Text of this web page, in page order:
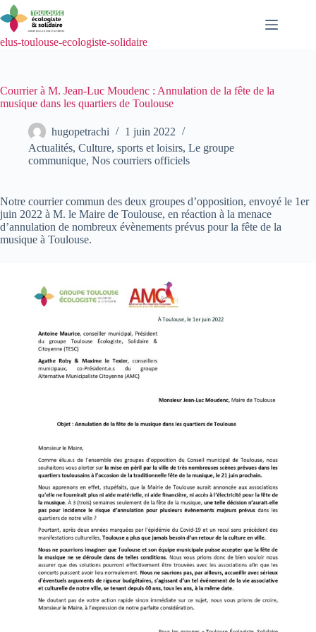
Passer
au
contenu
elus-toulouse-ecologiste-solidaire
Courrier à M. Jean-Luc Moudenc : Annulation de la fête de la
musique dans les quartiers de Toulouse
hugopetrachi
1 juin 2022
Actualités, Culture, sports et loisirs, Le groupe
communique, Nos courriers officiels
Notre courrier commun des deux groupes d’opposition, envoyé le 1er
juin 2022 à M. le Maire de Toulouse, en réaction à la menace
d’annulation de nombreux évènements prévus pour la fête de la
musique à Toulouse.